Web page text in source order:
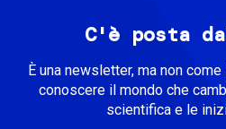
C'è posta
È una newsletter, ma non
conoscere il mondo che
scientifica e le